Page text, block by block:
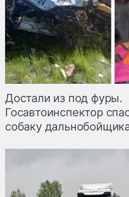
Достали из под фуры.
Госавтоинспектор
собаку